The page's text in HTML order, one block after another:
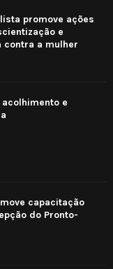
promove ações
e
contra a mulher
e
capacitação
do Pronto-